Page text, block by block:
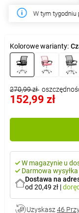
W tym tygodniu
Kolorowe warianty:
270,99 zł
152,99 zł
W magazynie u
Darmowa
Dostawa na
od 20,49 zł |
Uzyskasz 46